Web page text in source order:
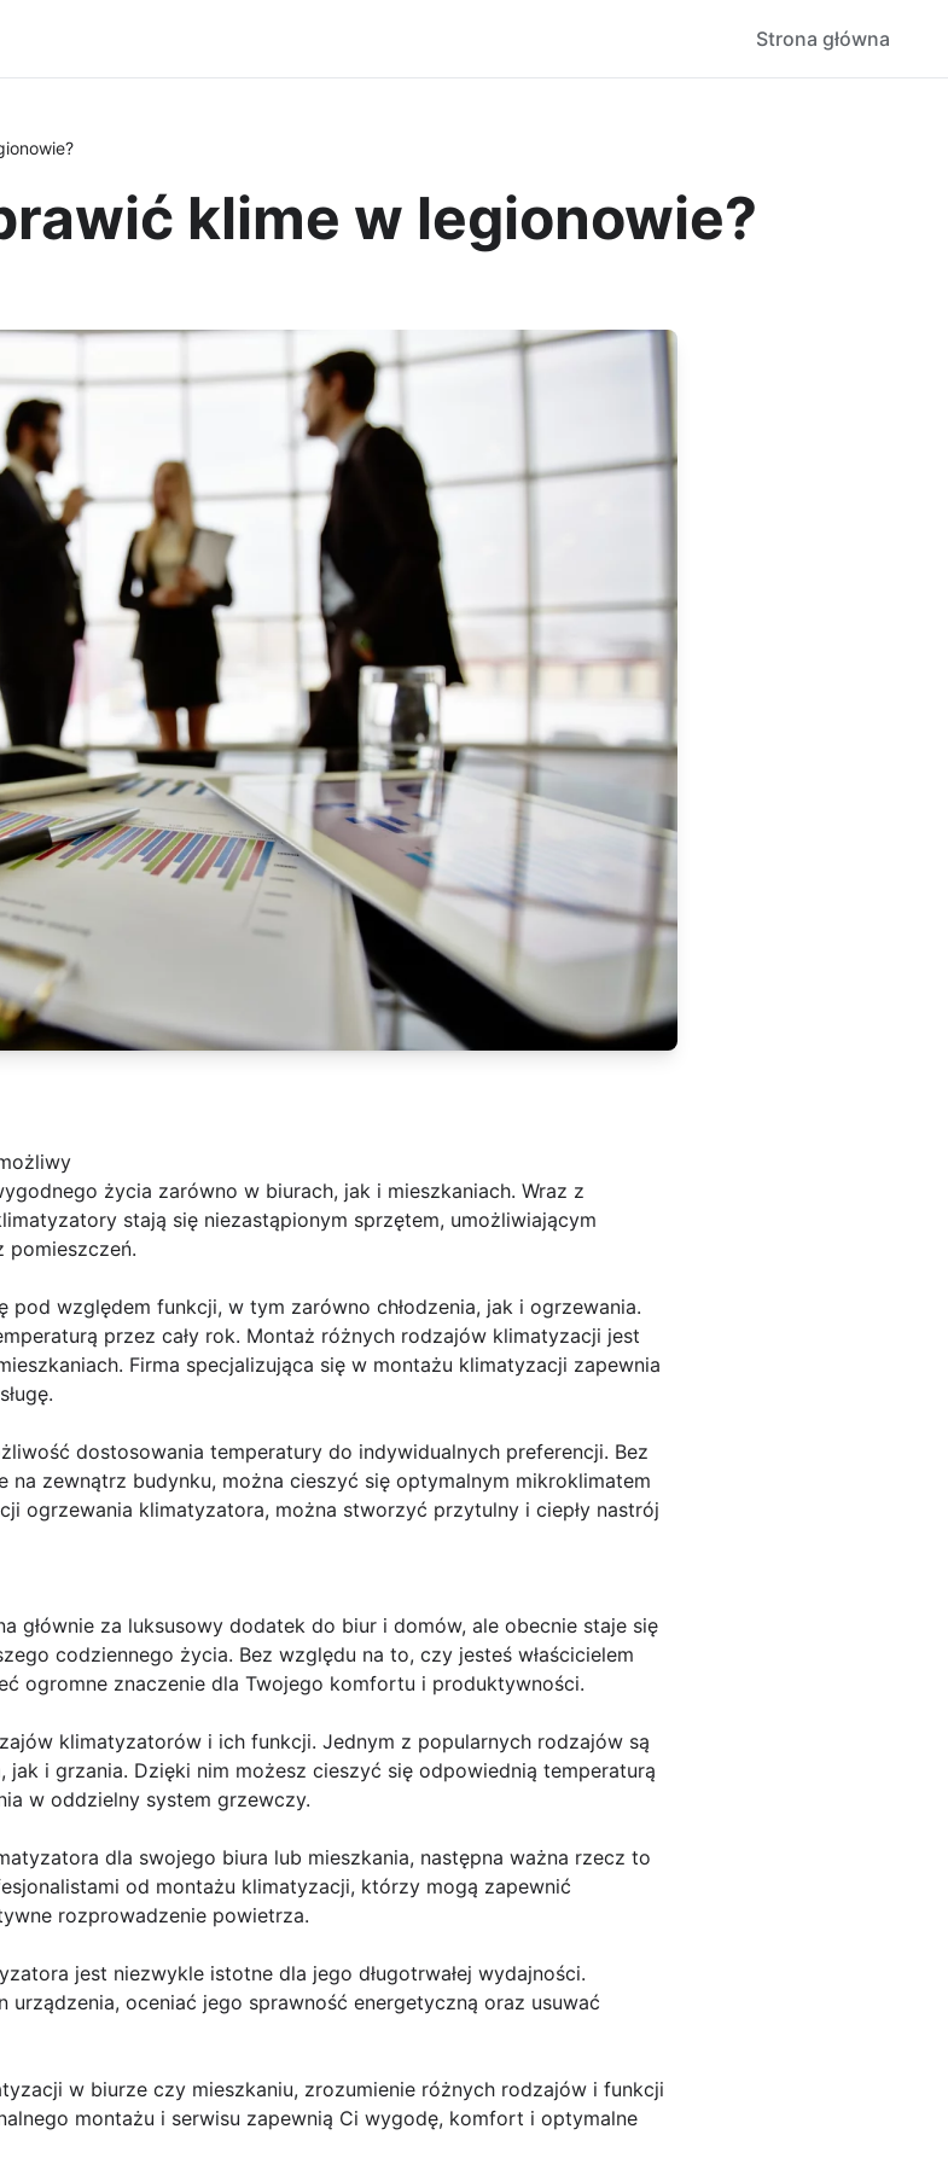
Strona główna
klime w legionowie?
życia zarówno w biurach, jak i mieszkaniach. Wraz z
stają się niezastąpionym sprzętem, umożliwiającym
pomieszczeń.
względem funkcji, w tym zarówno chłodzenia, jak i ogrzewania.
przez cały rok. Montaż różnych rodzajów klimatyzacji jest
Firma specjalizująca się w montażu klimatyzacji zapewnia
dostosowania temperatury do indywidualnych preferencji. Bez
na zewnątrz budynku, można cieszyć się optymalnym mikroklimatem
ogrzewania klimatyzatora, można stworzyć przytulny i ciepły nastrój
głównie za luksusowy dodatek do biur i domów, ale obecnie staje się
codziennego życia. Bez względu na to, czy jesteś właścicielem
ogromne znaczenie dla Twojego komfortu i produktywności.
klimatyzatorów i ich funkcji. Jednym z popularnych rodzajów są
i grzania. Dzięki nim możesz cieszyć się odpowiednią temperaturą
w oddzielny system grzewczy.
dla swojego biura lub mieszkania, następna ważna rzecz to
od montażu klimatyzacji, którzy mogą zapewnić
rozprowadzenie powietrza.
jest niezwykle istotne dla jego długotrwałej wydajności.
oceniać jego sprawność energetyczną oraz usuwać
w biurze czy mieszkaniu, zrozumienie różnych rodzajów i funkcji
montażu i serwisu zapewnią Ci wygodę, komfort i optymalne